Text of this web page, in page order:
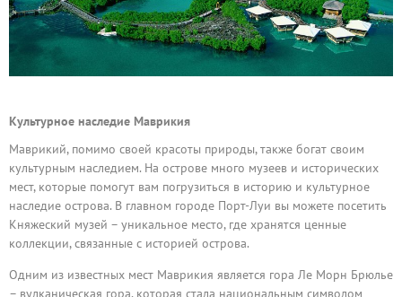
Культурное наследие Маврикия
Маврикий, помимо своей красоты природы, также богат своим
культурным наследием. На острове много музеев и исторических
мест, которые помогут вам погрузиться в историю и культурное
наследие острова. В главном городе Порт-Луи вы можете посетить
Княжеский музей – уникальное место, где хранятся ценные
коллекции, связанные с историей острова.
Одним из известных мест Маврикия является гора Ле Морн Брюлье
– вулканическая гора, которая стала национальным символом